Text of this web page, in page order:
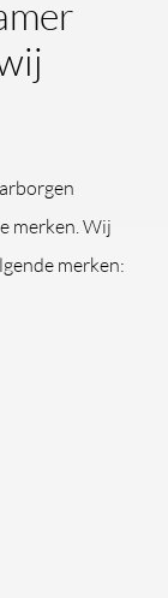
merken. Wij
merken: